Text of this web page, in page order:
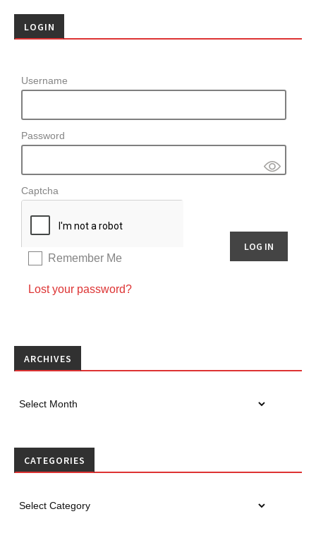
LOGIN
Username
Password
Captcha
Remember Me
Lost your password?
ARCHIVES
CATEGORIES